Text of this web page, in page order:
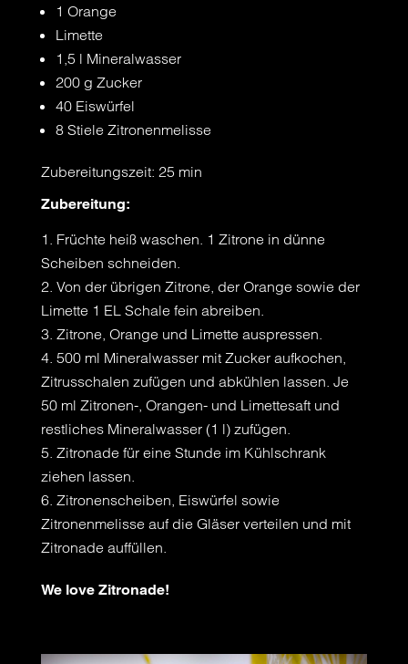
1 Orange
Limette
1,5 l Mineralwasser
200 g Zucker
40 Eiswürfel
8 Stiele Zitronenmelisse
Zubereitungszeit: 25 min
Zubereitung:
Früchte heiß waschen. 1 Zitrone in dünne
Scheiben schneiden.
Von der übrigen Zitrone, der Orange sowie der
Limette 1 EL Schale fein abreiben.
Zitrone, Orange und Limette auspressen.
500 ml Mineralwasser mit Zucker aufkochen,
Zitrusschalen zufügen und abkühlen lassen. Je
50 ml Zitronen-, Orangen- und Limettesaft und
restliches Mineralwasser (1 l) zufügen.
Zitronade für eine Stunde im Kühlschrank
ziehen lassen.
Zitronenscheiben, Eiswürfel sowie
Zitronenmelisse auf die Gläser verteilen und mit
Zitronade auffüllen.
We love Zitronade!